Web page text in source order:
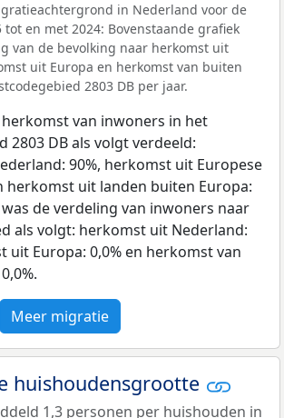
in Nederland voor de
tot en met 2024: Bovenstaande grafiek
van de bevolking naar herkomst uit
uit Europa en herkomst van buiten
2803 DB per jaar.
herkomst van inwoners in het
2803 DB als volgt verdeeld:
90%, herkomst uit Europese
herkomst uit landen buiten Europa:
was de verdeling van inwoners naar
als volgt: herkomst uit Nederland:
uit Europa: 0,0% en herkomst van
Meer migratie
huishoudensgrootte
1,3 personen per huishouden in